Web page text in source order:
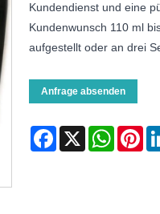
Kundendienst und eine
Kundenwunsch 110 ml
aufgestellt oder an drei
Anfrage absenden
Facebook
X